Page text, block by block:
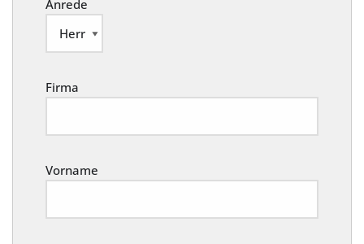
Anrede
Firma
Vorname